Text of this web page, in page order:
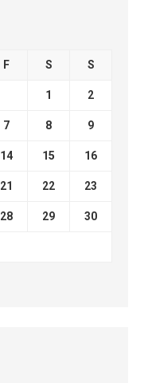
F S S
1 2
7 8 9
14 15 16
21 22 23
28 29 30